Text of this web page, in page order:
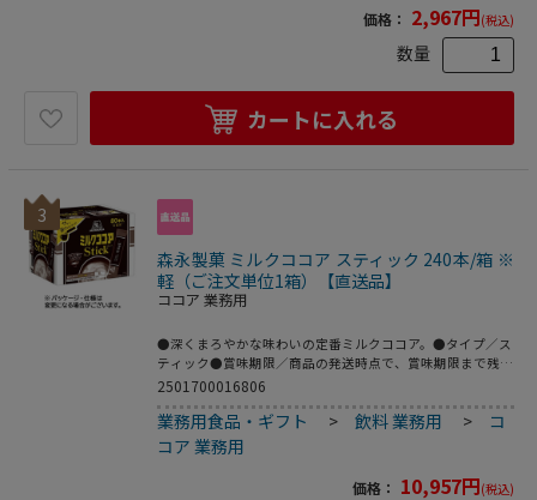
価格： 2,967円(税込)
数量
カートに入れる
3
森永製菓 ミルクココア スティック 240本/箱 ※
軽（ご注文単位1箱）【直送品】
ココア 業務用
●深くまろやかな味わいの定番ミルクココア。●タイプ／ス
ティック●賞味期限／商品の発送時点で、賞味期限まで残り
180日以上の商品をお届けします。●1セット=80本×3箱※
になる場合がございます。●大容量のスティックタイプ！80
本×3箱セットです。
2501700016806
業務用食品・ギフト >飲料 業務用 > コ
コア 業務用
価格： 10,957円(税込)